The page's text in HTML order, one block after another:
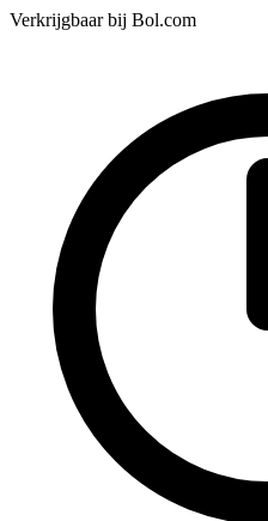
Verkrijgbaar bij Bol.com